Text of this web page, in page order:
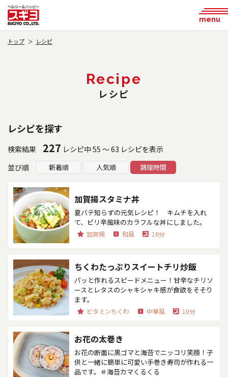
menu
トップ レシピ
Recipe
レシピ
レシピを探す
検索結果 227 レシピ中 55 ～ 63 レシピを表示
並び順
新着順 人気順 調理時間
加賀揚スタミナ丼
夏バテ知らずの元気レシピ！ キムチを入れ
て、ピリ辛風味のカラフルな丼にしました。
加賀揚 和風 10分
ちくわたっぷりスイートチリ炒飯
パッと作れるスピードメニュー！甘辛なチリソ
ースとレタスのシャキシャキ感が食欲をそそり
ます。
ビタミンちくわ 中華風 10分
お花の太巻き
お花の断面に黒ゴマと海苔でニッコリ笑顔！子
供と一緒に簡単に可愛い手巻き寿司が作れる一
品です。＃海苔カマくるくる